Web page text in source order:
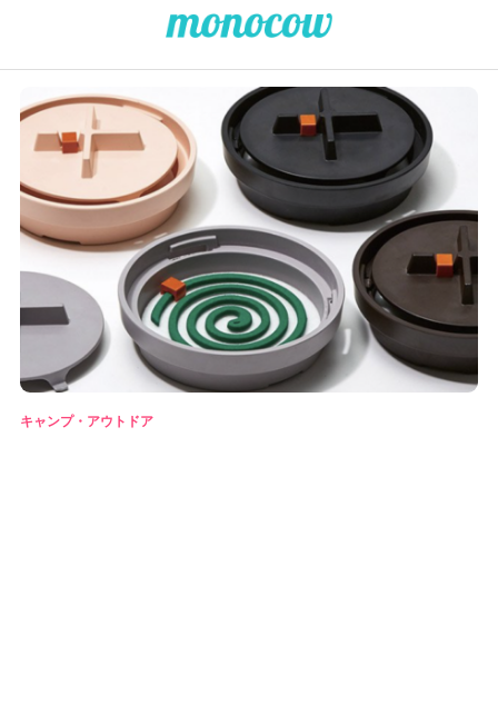
キャンプ・アウトドア